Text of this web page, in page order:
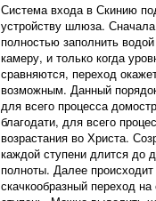
Система входа в Скинию
устройству шлюза.
полностью заполнить
камеру, и только когда
сравняются, переход
возможным. Данный
для всего процесса
благодати, для всего
возрастания во Христа.
каждой ступени длится до
полноты. Далее происходит
скачкообразный переход